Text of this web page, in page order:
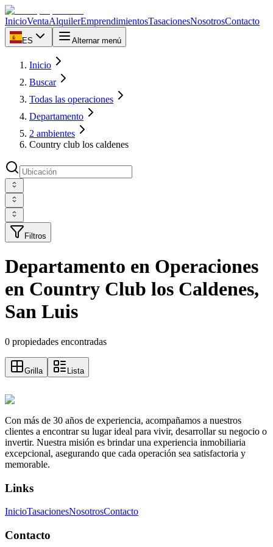
InicioVentaAlquilerEmprendimientosTasacionesNosotrosContacto
ES Alternar menú
Inicio
Buscar
Todas las operaciones
Departamento
2 ambientes
Country club los caldenes
Filtros
Departamento en Operaciones
en Country Club los Caldenes,
San Luis
0 propiedades encontradas
Grilla Lista
Con más de 30 años de experiencia, acompañamos a nuestros
clientes a encontrar su lugar ideal para vivir, desarrollar su negocio o
invertir. Nuestra misión es brindar una experiencia inmobiliaria
excepcional, asegurando que cada operación sea satisfactoria y
memorable.
Links
InicioTasacionesNosotrosContacto
Contacto